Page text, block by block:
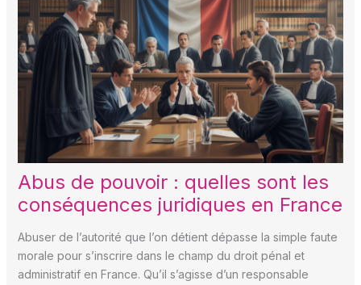
Abus de pouvoir : quelles sont les
conséquences juridiques en France
Abuser de l’autorité que l’on détient dépasse la simple faute
morale pour s’inscrire dans le champ du droit pénal et
administratif en France. Qu’il s’agisse d’un responsable